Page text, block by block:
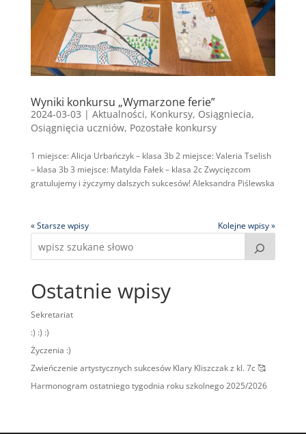
Wyniki konkursu „Wymarzone ferie”
2024-03-03 | Aktualności, Konkursy, Osiągniecia,
Osiągnięcia uczniów, Pozostałe konkursy
1 miejsce: Alicja Urbańczyk – klasa 3b 2 miejsce: Valeria Tselish
– klasa 3b 3 miejsce: Matylda Fałek – klasa 2c Zwycięzcom
gratulujemy i życzymy dalszych sukcesów! Aleksandra Piślewska
« Starsze wpisy Kolejne wpisy »
Ostatnie wpisy
Sekretariat
:) :) :)
Życzenia :)
Zwieńczenie artystycznych sukcesów Klary Kliszczak z kl. 7c 🥰
Harmonogram ostatniego tygodnia roku szkolnego 2025/2026